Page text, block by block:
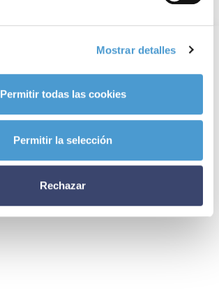
Mostrar detalles
Permitir todas las cookies
Permitir la selección
Rechazar